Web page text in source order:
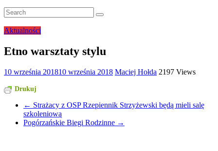
Aktualności
Etno warsztaty stylu
10 września 201810 września 2018 Maciej Hołda 2197 Views
Drukuj
← Strażacy z OSP Rzepiennik Strzyżewski będą mieli salę
szkoleniową
Pogórzańskie Biegi Rodzinne →